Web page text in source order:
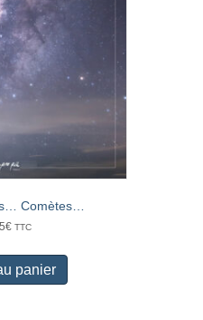
Comètes…
€ TTC
panier